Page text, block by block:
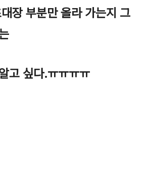
장 부분만 올라 가는지 그
고 싶다.ㅠㅠㅠㅠ